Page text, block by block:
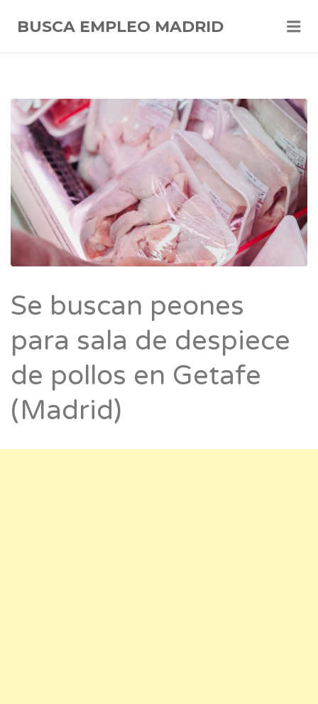
BUSCA EMPLEO MADRID
Se buscan peones
para sala de despiece
de pollos en Getafe
(Madrid)